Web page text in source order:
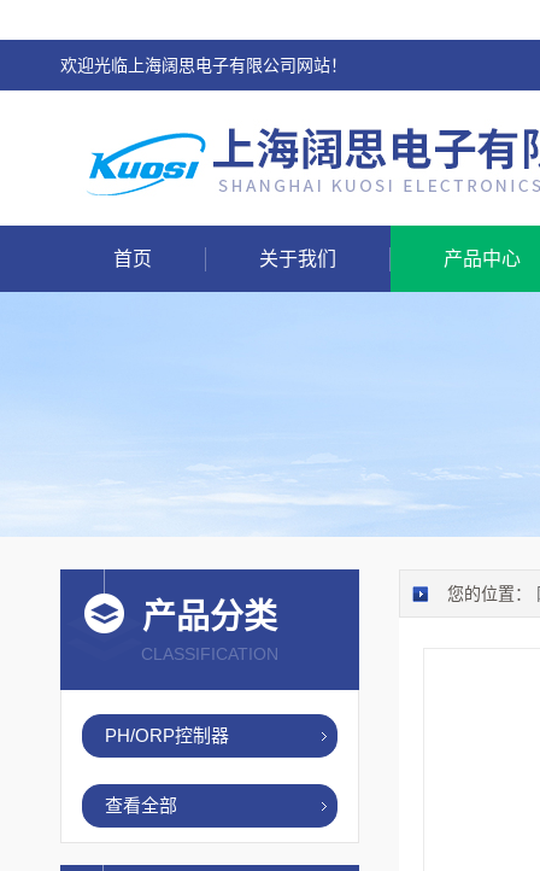
欢迎光临上海阔思电子有限公司网站！
首页 关于我们 产品中心
您的位置：
产品分类
CLASSIFICATION
PH/ORP控制器
查看全部